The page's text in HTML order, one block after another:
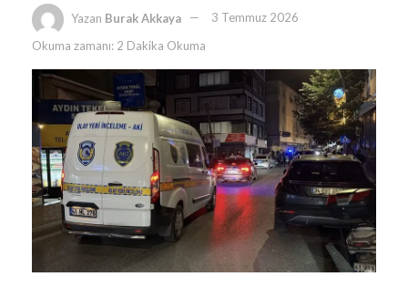
Yazan Burak Akkaya
3 Temmuz 2026
Okuma zamanı: 2 Dakika Okuma